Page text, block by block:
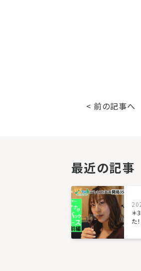
< 前の記事へ
最近の記事
＊
た！